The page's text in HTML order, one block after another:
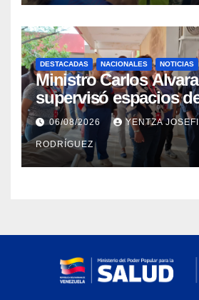
DESTACADAS NACIONALES NOTICIAS
Ministro Carlos
supervisó espacios
Dermatológico Dr.
en La Guaira
06/08/2026 YENTZA
RODRÍGUEZ